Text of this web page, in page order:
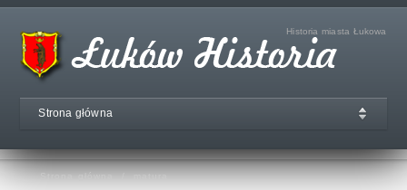
Historia miasta Łukowa
Strona główna
Strona główna matura